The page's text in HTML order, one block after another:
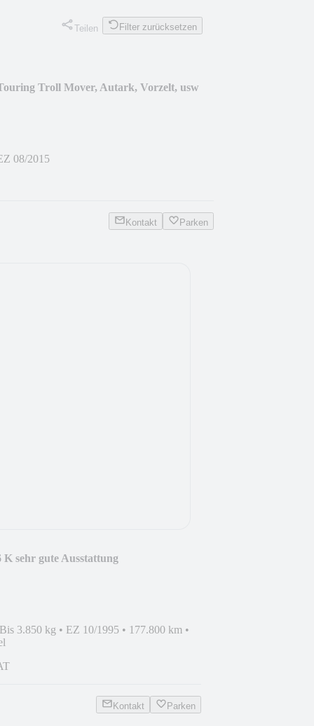
Teilen Filter zurücksetzen
Troll Mover, Autark, Vorzelt, usw
08/2015
Kontakt Parken
sehr gute Ausstattung
Bis 3.850 kg • EZ 10/1995 • 177.800 km •
Kontakt Parken